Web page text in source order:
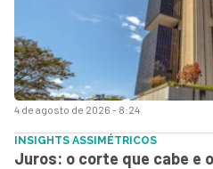
4 de agosto de 2026 - 8:24
INSIGHTS ASSIMÉTRICOS
Juros: o corte que cabe e